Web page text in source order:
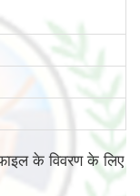
के विवरण के लिए